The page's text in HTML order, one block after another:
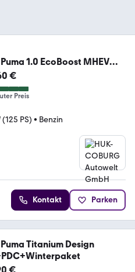
1.0 EcoBoost MHEV
Design LED+BT+BC
€
Preis
PS) • Benzin
Kontakt Parken
Titanium Design